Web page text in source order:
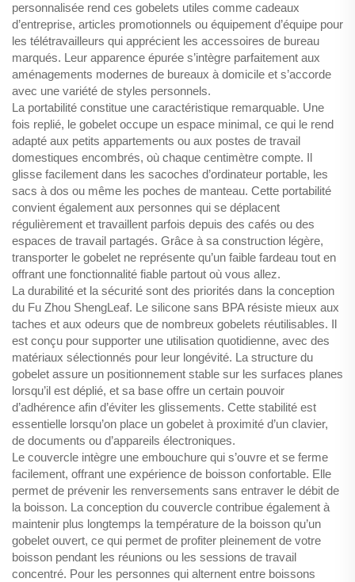
personnalisée rend ces gobelets utiles comme cadeaux
d’entreprise, articles promotionnels ou équipement d’équipe pour
les télétravailleurs qui apprécient les accessoires de bureau
marqués. Leur apparence épurée s’intègre parfaitement aux
aménagements modernes de bureaux à domicile et s’accorde
avec une variété de styles personnels.
La portabilité constitue une caractéristique remarquable. Une
fois replié, le gobelet occupe un espace minimal, ce qui le rend
adapté aux petits appartements ou aux postes de travail
domestiques encombrés, où chaque centimètre compte. Il
glisse facilement dans les sacoches d’ordinateur portable, les
sacs à dos ou même les poches de manteau. Cette portabilité
convient également aux personnes qui se déplacent
régulièrement et travaillent parfois depuis des cafés ou des
espaces de travail partagés. Grâce à sa construction légère,
transporter le gobelet ne représente qu’un faible fardeau tout en
offrant une fonctionnalité fiable partout où vous allez.
La durabilité et la sécurité sont des priorités dans la conception
du Fu Zhou ShengLeaf. Le silicone sans BPA résiste mieux aux
taches et aux odeurs que de nombreux gobelets réutilisables. Il
est conçu pour supporter une utilisation quotidienne, avec des
matériaux sélectionnés pour leur longévité. La structure du
gobelet assure un positionnement stable sur les surfaces planes
lorsqu’il est déplié, et sa base offre un certain pouvoir
d’adhérence afin d’éviter les glissements. Cette stabilité est
essentielle lorsqu’on place un gobelet à proximité d’un clavier,
de documents ou d’appareils électroniques.
Le couvercle intègre une embouchure qui s’ouvre et se ferme
facilement, offrant une expérience de boisson confortable. Elle
permet de prévenir les renversements sans entraver le débit de
la boisson. La conception du couvercle contribue également à
maintenir plus longtemps la température de la boisson qu’un
gobelet ouvert, ce qui permet de profiter pleinement de votre
boisson pendant les réunions ou les sessions de travail
concentré. Pour les personnes qui alternent entre boissons